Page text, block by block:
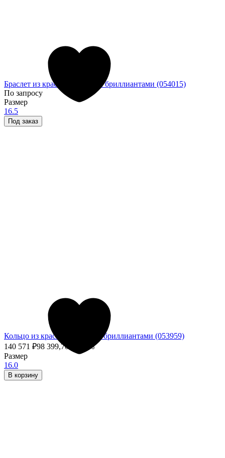
Браслет из красного золота с бриллиантами (054015)
По запросу
Размер
16.5
Под заказ
Кольцо из красного золота с бриллиантами (053959)
140 571 ₽98 399,70
- 30%
Размер
16.0
В корзину